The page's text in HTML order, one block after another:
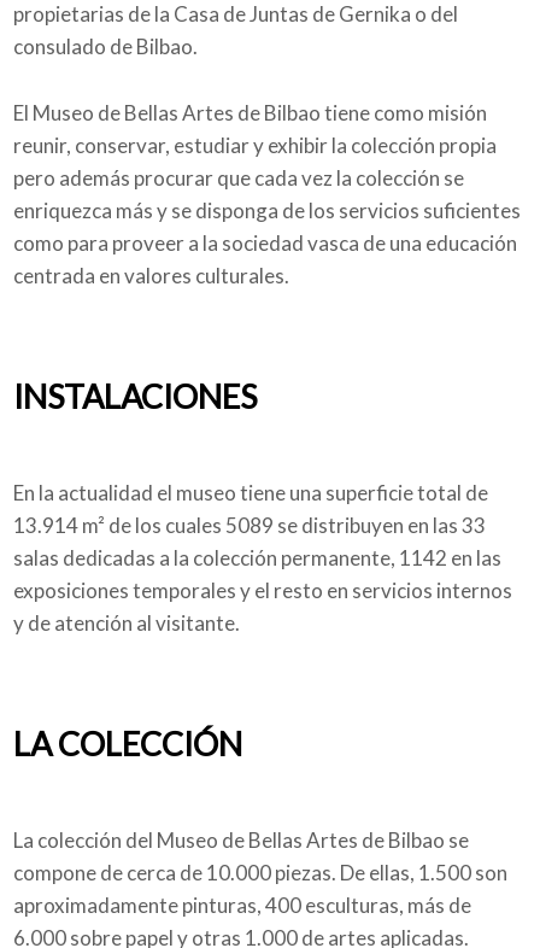
propietarias de la Casa de Juntas de Gernika o del
consulado de Bilbao.
El Museo de Bellas Artes de Bilbao tiene como misión
reunir, conservar, estudiar y exhibir la colección propia
pero además procurar que cada vez la colección se
enriquezca más y se disponga de los servicios suficientes
como para proveer a la sociedad vasca de una educación
centrada en valores culturales.
INSTALACIONES
En la actualidad el museo tiene una superficie total de
13.914 m² de los cuales 5089 se distribuyen en las 33
salas dedicadas a la colección permanente, 1142 en las
exposiciones temporales y el resto en servicios internos
y de atención al visitante.
LA COLECCIÓN
La colección del Museo de Bellas Artes de Bilbao se
compone de cerca de 10.000 piezas. De ellas, 1.500 son
aproximadamente pinturas, 400 esculturas, más de
6.000 sobre papel y otras 1.000 de artes aplicadas.